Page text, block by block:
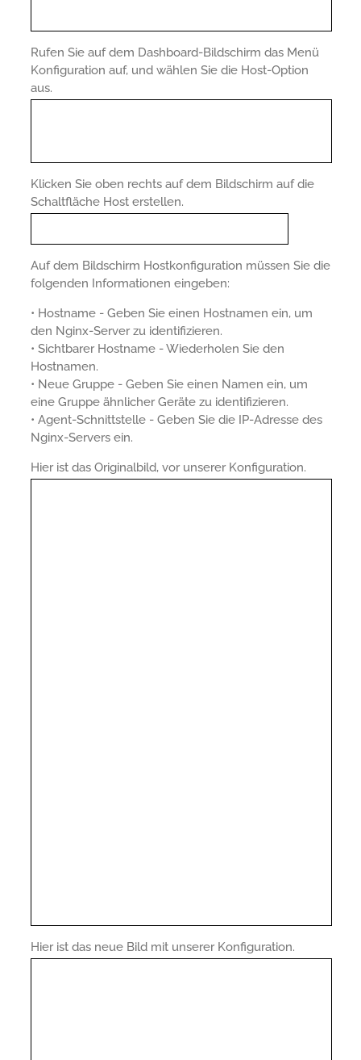
Rufen Sie auf dem Dashboard-Bildschirm das Menü
Konfiguration auf, und wählen Sie die Host-Option
aus.
Klicken Sie oben rechts auf dem Bildschirm auf die
Schaltfläche Host erstellen.
Auf dem Bildschirm Hostkonfiguration müssen Sie die
folgenden Informationen eingeben:
• Hostname - Geben Sie einen Hostnamen ein, um
den Nginx-Server zu identifizieren.
• Sichtbarer Hostname - Wiederholen Sie den
Hostnamen.
• Neue Gruppe - Geben Sie einen Namen ein, um
eine Gruppe ähnlicher Geräte zu identifizieren.
• Agent-Schnittstelle - Geben Sie die IP-Adresse des
Nginx-Servers ein.
Hier ist das Originalbild, vor unserer Konfiguration.
Hier ist das neue Bild mit unserer Konfiguration.